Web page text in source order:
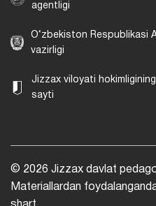
agentligi
O‘zbekiston Respublikasi
vazirligi
Jizzax viloyati
sayti
© 2026 Jizzax davlat
Materiallardan